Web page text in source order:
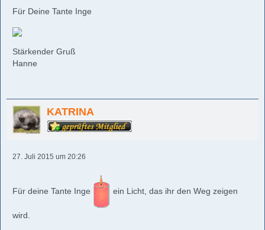
Für Deine Tante Inge
Stärkender Gruß
Hanne
KATRINA
27. Juli 2015 um 20:26
Für deine Tante Inge ein Licht, das ihr den Weg zeigen
wird.